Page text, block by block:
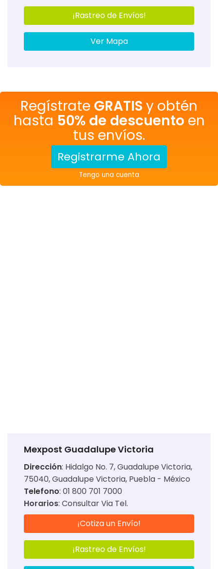
¡Rastreo de Envíos!
Ver Mapa
Regístrate GRATIS y obtén
hasta 50% de descuento en
tus envíos.
Registrarme Ahora
Tengo una cuenta
Mexpost Guadalupe Victoria
Dirección: Hidalgo No. 7, Guadalupe Victoria,
75040, Guadalupe Victoria, Puebla - México
Telefono: 01 800 701 7000
Horarios: Consultar Via Tel.
¡Cotiza un Envío!
¡Rastreo de Envíos!